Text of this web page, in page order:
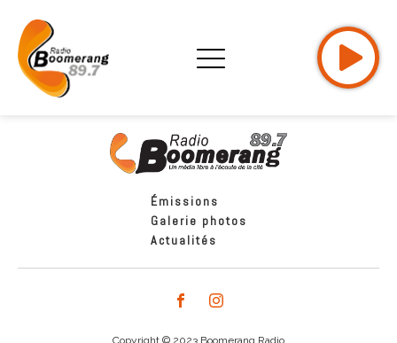
Émissions
Galerie photos
Actualités
Copyright © 2023 Boomerang Radio